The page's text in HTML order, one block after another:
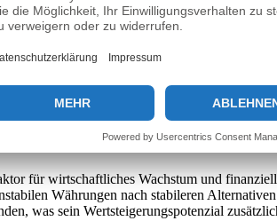
geprägt von einem ständigen Wettlauf
und Analysten gerückt ist. Die
Bitcoin einhergehen. Die Diskussion über
und Marktteilnehmern als eine
als mögliche Schallmauer betrachtet, die
für wirtschaftliches Wachstum und
Währungen nach stabileren
was sein Wertsteigerungspotenzial